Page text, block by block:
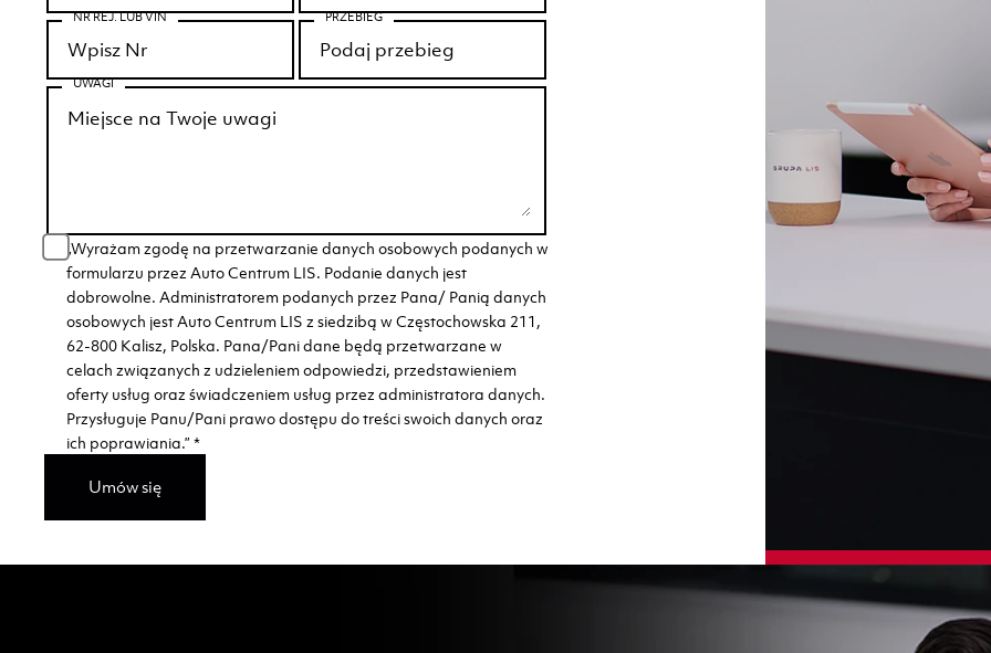
NR REJ. LUB VIN PRZEBIEG
UWAGI
„Wyrażam zgodę na przetwarzanie danych osobowych podanych w
formularzu przez Auto Centrum LIS. Podanie danych jest
dobrowolne. Administratorem podanych przez Pana/ Panią danych
osobowych jest Auto Centrum LIS z siedzibą w Częstochowska 211,
62-800 Kalisz, Polska. Pana/Pani dane będą przetwarzane w
celach związanych z udzieleniem odpowiedzi, przedstawieniem
oferty usług oraz świadczeniem usług przez administratora danych.
Przysługuje Panu/Pani prawo dostępu do treści swoich danych oraz
ich poprawiania.” *
Umów się